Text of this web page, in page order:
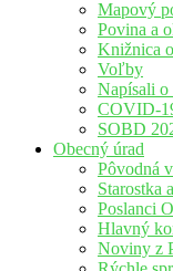
Mapový
Povina a
Knižnica
Voľby
Napísali o
COVID-
SOBD
Obecný úrad
Pôvodná
Starostka
Poslanci
Hlavný
Noviny z